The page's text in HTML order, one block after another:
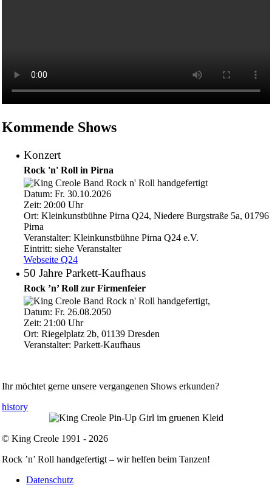
Kommende Shows
Konzert
Rock 'n' Roll in Pirna
Datum: Fr. 30.10.2026
Zeit: 20:00 Uhr
Ort: Kleinkunstbühne Pirna Q24, Niedere Burgstraße 5a, 01796
Pirna
Veranstalter: Kleinkunstbühne Pirna Q24 e.V.
Eintritt: siehe Veranstalter
Webseite Q24
50 Jahre Parkett-Kaufhaus
Rock ’n’ Roll zur Firmenfeier
Datum: Fr. 26.08.2050
Zeit: 21:00 Uhr
Ort: Riegelplatz 2b, 01139 Dresden
Veranstalter: Parkett-Kaufhaus
Ihr möchtet gerne unsere vergangenen Shows erkunden?
history
© King Creole 1991 - 2026
Rock ’n’ Roll handgefertigt – wir helfen beim Tanzen!
Datenschutz